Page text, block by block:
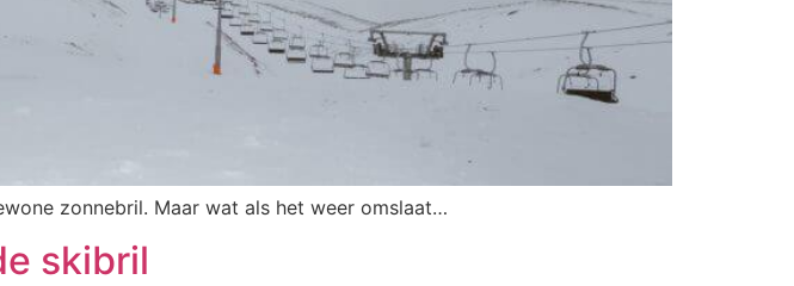
zonnebril. Maar wat als het weer omslaat…
skibril